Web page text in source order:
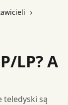
LP? A
są